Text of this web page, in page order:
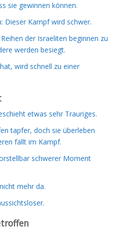
sie gewinnen können.
Dieser Kampf wird schwer.
der Israeliten beginnen zu
werden besiegt.
wird schnell zu einer
etwas sehr Trauriges.
tapfer, doch sie überleben
fällt im Kampf.
schwerer Moment
mehr da.